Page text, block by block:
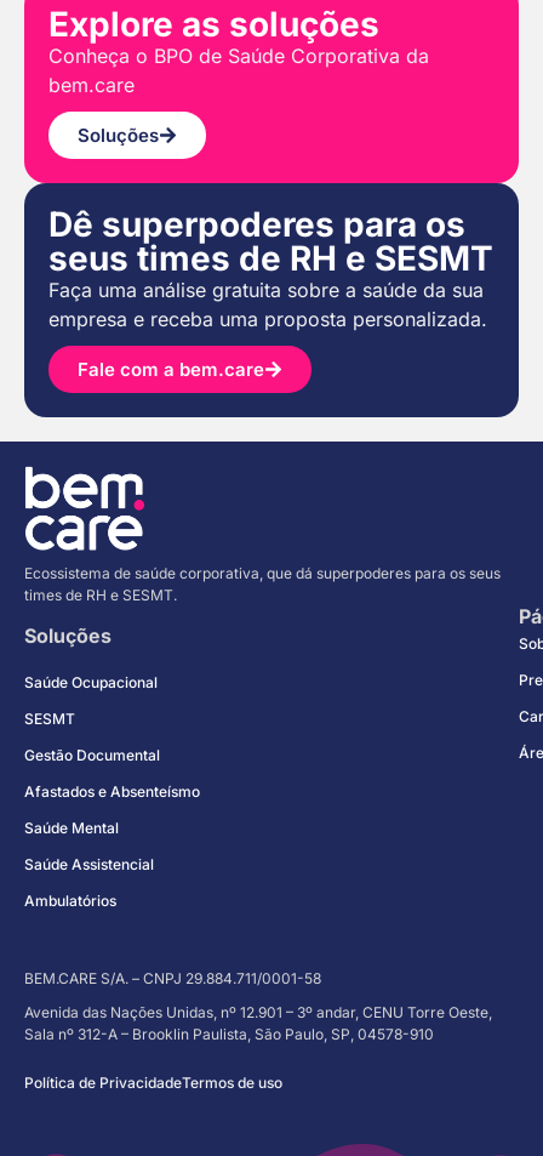
Explore as soluções
Conheça o BPO de Saúde Corporativa da
bem.care
Soluções
Dê superpoderes para os
seus times de RH e SESMT
Faça uma análise gratuita sobre a saúde da sua
empresa e receba uma proposta personalizada.
Fale com a bem.care
Ecossistema de saúde corporativa, que dá superpoderes para os seus
times de RH e SESMT.
Soluções
Saúde Ocupacional
SESMT
Gestão Documental
Afastados e Absenteísmo
Saúde Mental
Saúde Assistencial
Ambulatórios
BEM.CARE S/A. – CNPJ 29.884.711/0001-58
Avenida das Nações Unidas, nº 12.901 – 3º andar, CENU Torre Oeste,
Sala nº 312-A – Brooklin Paulista, São Paulo, SP, 04578-910
Política de PrivacidadeTermos de uso